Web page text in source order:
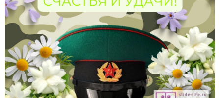
Свадьба
Годовщина свадьбы
Календарь праздников
КОМУ
Женщине
Мужчине